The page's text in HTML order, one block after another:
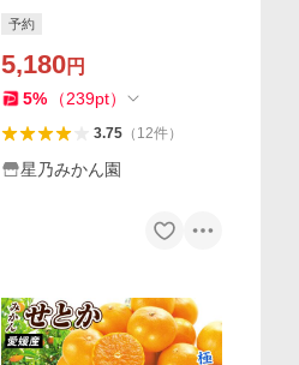
予約
5,180円
5% （239pt）
3.75（ 12件）
星乃みかん園